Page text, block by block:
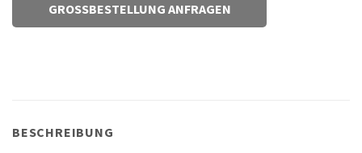
GROSSBESTELLUNG ANFRAGEN
BESCHREIBUNG